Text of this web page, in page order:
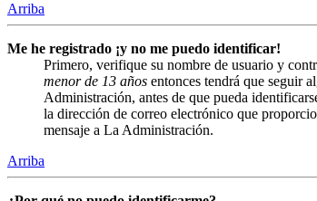
Arriba
Me he registrado ¡y no me puedo identificar!
Primero, verifique su nombre de usuario y
menor de 13 años entonces tendrá que seguir
Administración, antes de que pueda
la dirección de correo electrónico que
mensaje a La Administración.
Arriba